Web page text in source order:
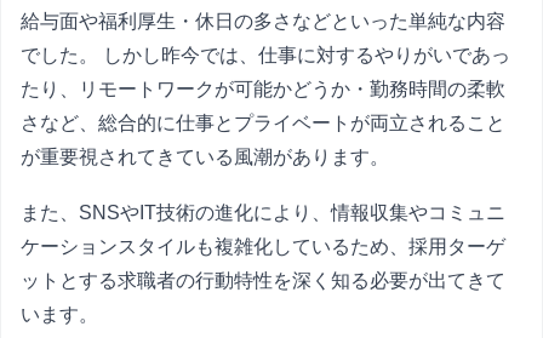
給与面や福利厚生・休日の多さなどといった単純な内容
でした。 しかし昨今では、仕事に対するやりがいであっ
たり、リモートワークが可能かどうか・勤務時間の柔軟
さなど、総合的に仕事とプライベートが両立されること
が重要視されてきている風潮があります。
また、SNSやIT技術の進化により、情報収集やコミュニ
ケーションスタイルも複雑化しているため、採用ターゲ
ットとする求職者の行動特性を深く知る必要が出てきて
います。